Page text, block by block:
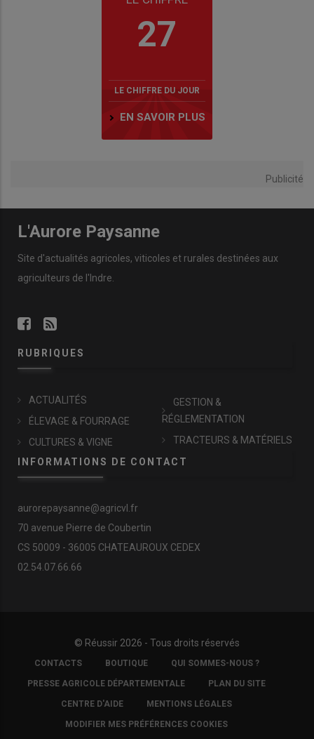
27
LE CHIFFRE DU JOUR
EN SAVOIR PLUS
Publicité
L'Aurore Paysanne
Site d'actualités agricoles, viticoles et rurales destinées aux
agriculteurs de l'Indre.
RUBRIQUES
ACTUALITÉS
ÉLEVAGE & FOURRAGE
CULTURES & VIGNE
GESTION &
RÉGLEMENTATION
TRACTEURS & MATÉRIELS
INFORMATIONS DE CONTACT
aurorepaysanne@agricvl.fr
70 avenue Pierre de Coubertin
CS 50009 - 36005 CHATEAUROUX CEDEX
02.54.07.66.66
© Réussir 2026 - Tous droits réservés
FOOTER
COPYRIGHT
CONTACTS BOUTIQUE QUI SOMMES-NOUS ?
PRESSE AGRICOLE DÉPARTEMENTALE PLAN DU SITE
CENTRE D'AIDE MENTIONS LÉGALES
MODIFIER MES PRÉFÉRENCES COOKIES